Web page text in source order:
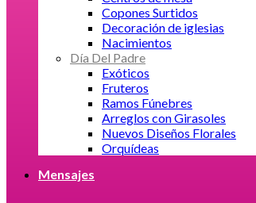
Copones Surtidos
Decoración de iglesias
Nacimientos
Día Del Padre
Exóticos
Fruteros
Ramos Fúnebres
Arreglos con Girasoles
Nuevos Diseños Florales
Orquídeas
Mensajes